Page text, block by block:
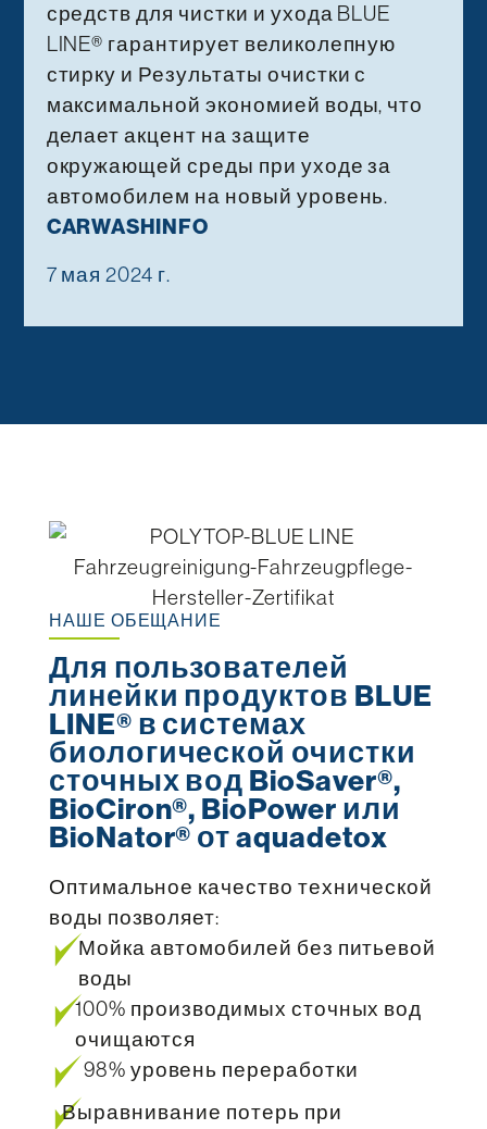
средств для чистки и ухода BLUE
LINE® гарантирует великолепную
стирку и Результаты очистки с
максимальной экономией воды, что
делает акцент на защите
окружающей среды при уходе за
автомобилем на новый уровень.
CARWASHINFO
7 мая 2024 г.
НАШЕ ОБЕЩАНИЕ
Для пользователей
линейки продуктов BLUE
LINE® в системах
биологической очистки
сточных вод BioSaver®,
BioCiron®, BioPower или
BioNator® от aquadetox
Оптимальное качество технической
воды позволяет:
Мойка автомобилей без питьевой
воды
100% производимых сточных вод
очищаются
98% уровень переработки
Выравнивание потерь при